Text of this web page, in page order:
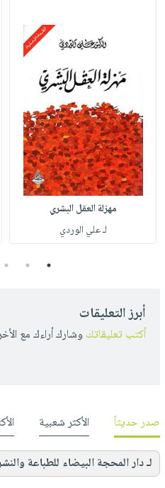
مهزلة العقل البشري
لـ علي الوردي
1
2
3
أبرز التعليقات
أكتب تعليقاتك وشارك أراءك مع
صدر حديثاً الأكثر شعبية
لـ دار المحجة البيضاء للطباعة